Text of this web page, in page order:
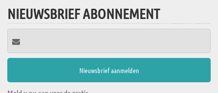
NIEUWSBRIEF ABONNEMENT